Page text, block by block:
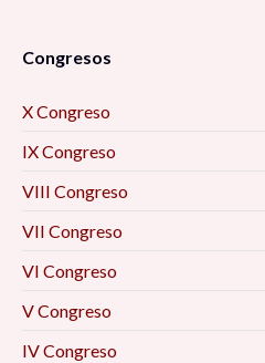
Congresos
X Congreso
IX Congreso
VIII Congreso
VII Congreso
VI Congreso
V Congreso
IV Congreso